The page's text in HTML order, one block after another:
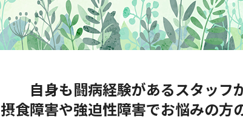
自身も闘病経験があるスタッフ
摂食障害や強迫性障害でお悩みの方